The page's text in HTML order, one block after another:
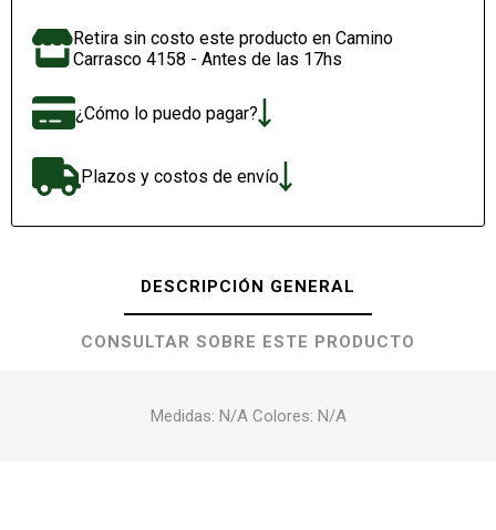
Retira sin costo este producto en Camino
Carrasco 4158 - Antes de las 17hs
¿Cómo lo puedo pagar?
Plazos y costos de envío
DESCRIPCIÓN GENERAL
CONSULTAR SOBRE ESTE PRODUCTO
Medidas: N/A Colores: N/A